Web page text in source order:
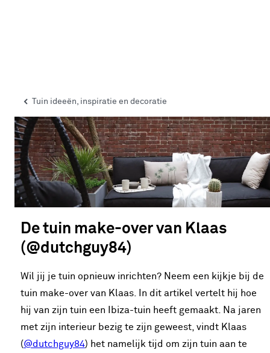
Tuin ideeën, inspiratie en decoratie
De tuin make-over van Klaas
(@dutchguy84)
Wil jij je tuin opnieuw inrichten? Neem een kijkje bij de
tuin make-over van Klaas. In dit artikel vertelt hij hoe
hij van zijn tuin een Ibiza-tuin heeft gemaakt. Na jaren
met zijn interieur bezig te zijn geweest, vindt Klaas
(@dutchguy84) het namelijk tijd om zijn tuin aan te